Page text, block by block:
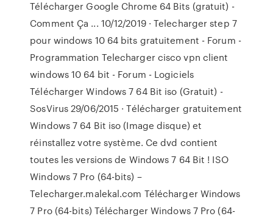
Télécharger Google Chrome 64 Bits (gratuit) -
Comment Ça ... 10/12/2019 · Telecharger step 7
pour windows 10 64 bits gratuitement - Forum -
Programmation Telecharger cisco vpn client
windows 10 64 bit - Forum - Logiciels
Télécharger Windows 7 64 Bit iso (Gratuit) -
SosVirus 29/06/2015 · Télécharger gratuitement
Windows 7 64 Bit iso (Image disque) et
réinstallez votre système. Ce dvd contient
toutes les versions de Windows 7 64 Bit ! ISO
Windows 7 Pro (64-bits) –
Telecharger.malekal.com Télécharger Windows
7 Pro (64-bits) Télécharger Windows 7 Pro (64-